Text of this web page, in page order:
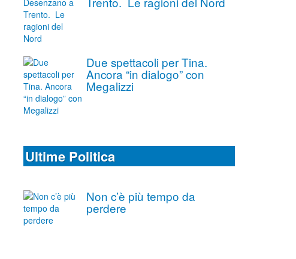
Due spettacoli per Tina.
Ancora “in dialogo” con
Megalizzi
Ultime Politica
Non c’è più tempo da
perdere